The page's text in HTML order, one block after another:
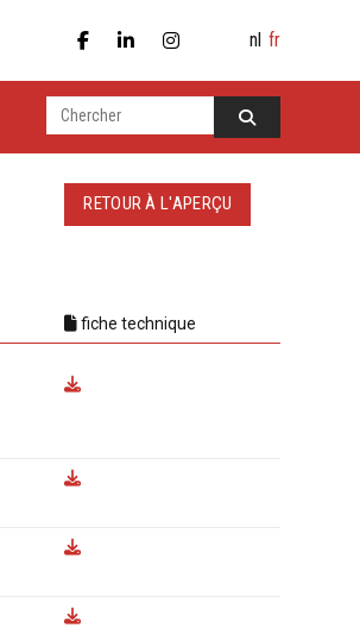
nl fr
RETOUR À L'APERÇU
fiche technique